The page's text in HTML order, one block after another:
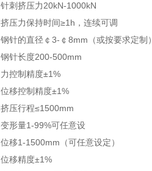
针刺挤压力20kN-1000kN
挤压力保持时间≥1h，连续可调
钢针的直径￠3-￠8mm（或按要求定制）
钢针长度200-500mm
力控制精度±1%
位移控制精度±1%
挤压行程≤1500mm
变形量1-99%可任意设
位移1-1500mm（可任意设定）
位移精度±1%